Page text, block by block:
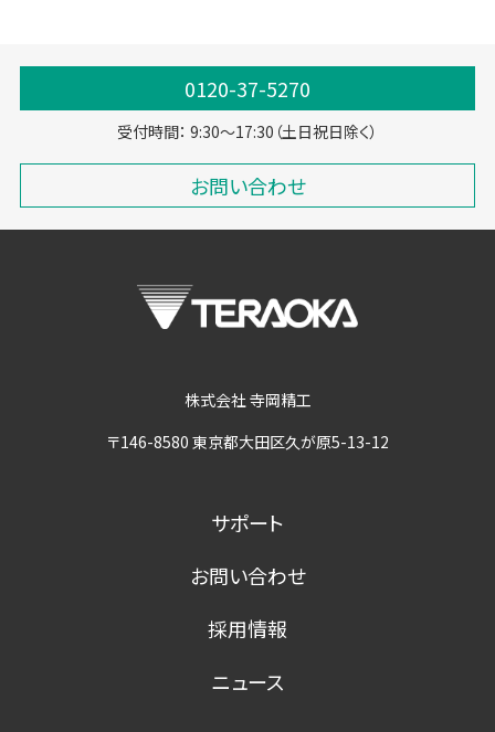
0120-37-5270
受付時間： 9:30～17:30（土日祝日除く）
お問い合わせ
株式会社 寺岡精工
〒146-8580 東京都大田区久が原5-13-12
サポート
お問い合わせ
採用情報
ニュース